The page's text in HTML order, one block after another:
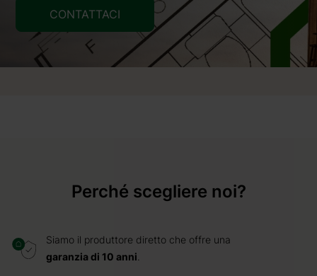
CONTATTACI
Perché scegliere noi?
Siamo il produttore diretto che offre una
garanzia di 10 anni